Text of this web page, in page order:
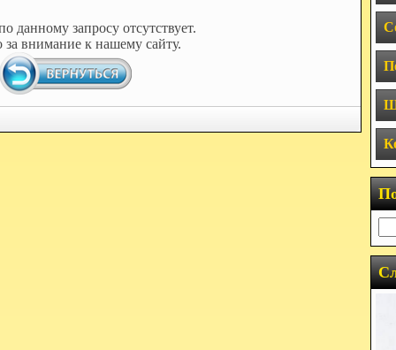
данному запросу отсутствует.
за внимание к нашему сайту.